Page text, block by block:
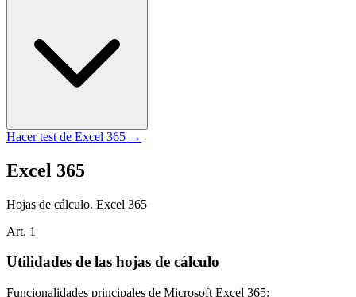
Hacer test de Excel 365 →
Excel 365
Hojas de cálculo. Excel 365
Art. 1
Utilidades de las hojas de cálculo
Funcionalidades principales de Microsoft Excel 365: